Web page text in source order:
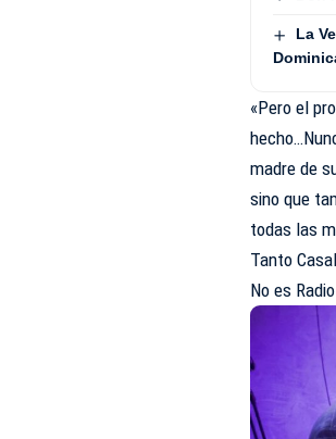
La
«Pero el
madre de
sino que
todas las
Tanto
No es Radio